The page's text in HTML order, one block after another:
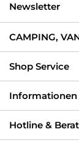
Newsletter
CAMPING,
Shop Service
Informationen
Hotline &